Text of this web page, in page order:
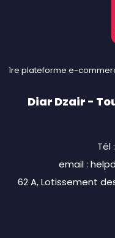
1re plateforme e-
Diar Dzair -
Tél
email :
62 A, Lotissement